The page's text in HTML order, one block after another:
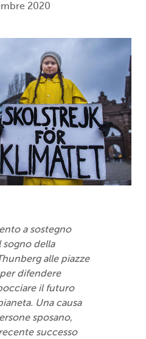
2020
a sostegno
sogno della
alle piazze
difendere
il futuro
Una causa
sposano,
successo